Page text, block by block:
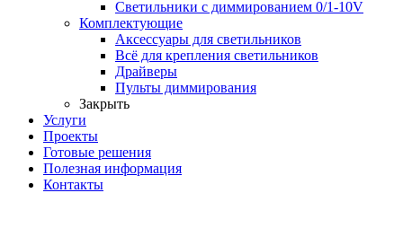
Светильники с диммированием 0/1-10V
Комплектующие
Аксессуары для светильников
Всё для крепления светильников
Драйверы
Пульты диммирования
Закрыть
Услуги
Проекты
Готовые решения
Полезная информация
Контакты